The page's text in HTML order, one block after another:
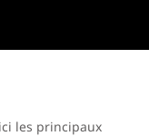
les principaux